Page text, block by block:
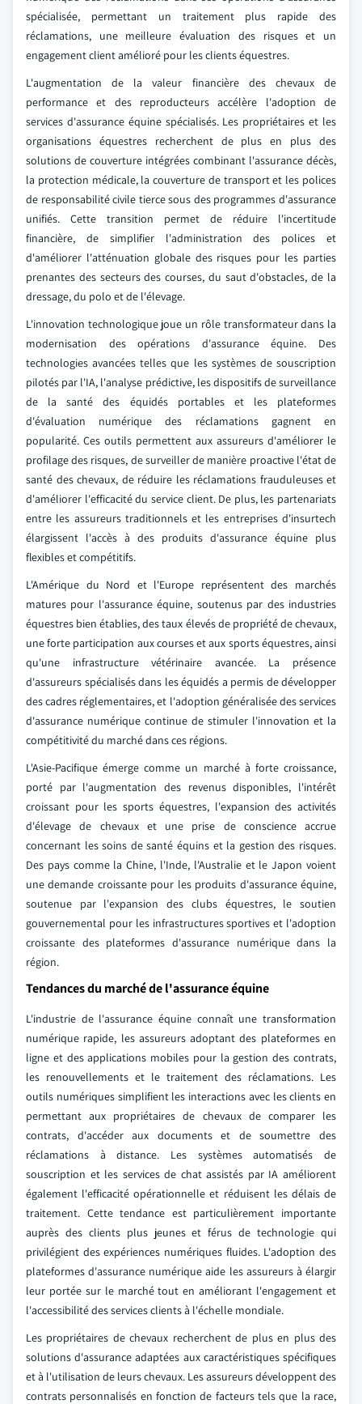
spécialisée, permettant un traitement plus rapide des
réclamations, une meilleure évaluation des risques et un
engagement client amélioré pour les clients équestres.
L'augmentation de la valeur financière des chevaux de
performance et des reproducteurs accélère l'adoption de
services d'assurance équine spécialisés. Les propriétaires et les
organisations équestres recherchent de plus en plus des
solutions de couverture intégrées combinant l'assurance décès,
la protection médicale, la couverture de transport et les polices
de responsabilité civile tierce sous des programmes d'assurance
unifiés. Cette transition permet de réduire l'incertitude
financière, de simplifier l'administration des polices et
d'améliorer l'atténuation globale des risques pour les parties
prenantes des secteurs des courses, du saut d'obstacles, de la
dressage, du polo et de l'élevage.
L'innovation technologique joue un rôle transformateur dans la
modernisation des opérations d'assurance équine. Des
technologies avancées telles que les systèmes de souscription
pilotés par l'IA, l'analyse prédictive, les dispositifs de surveillance
de la santé des équidés portables et les plateformes
d'évaluation numérique des réclamations gagnent en
popularité. Ces outils permettent aux assureurs d'améliorer le
profilage des risques, de surveiller de manière proactive l'état de
santé des chevaux, de réduire les réclamations frauduleuses et
d'améliorer l'efficacité du service client. De plus, les partenariats
entre les assureurs traditionnels et les entreprises d'insurtech
élargissent l'accès à des produits d'assurance équine plus
flexibles et compétitifs.
L'Amérique du Nord et l'Europe représentent des marchés
matures pour l'assurance équine, soutenus par des industries
équestres bien établies, des taux élevés de propriété de chevaux,
une forte participation aux courses et aux sports équestres, ainsi
qu'une infrastructure vétérinaire avancée. La présence
d'assureurs spécialisés dans les équidés a permis de développer
des cadres réglementaires, et l'adoption généralisée des services
d'assurance numérique continue de stimuler l'innovation et la
compétitivité du marché dans ces régions.
L'Asie-Pacifique émerge comme un marché à forte croissance,
porté par l'augmentation des revenus disponibles, l'intérêt
croissant pour les sports équestres, l'expansion des activités
d'élevage de chevaux et une prise de conscience accrue
concernant les soins de santé équins et la gestion des risques.
Des pays comme la Chine, l'Inde, l'Australie et le Japon voient
une demande croissante pour les produits d'assurance équine,
soutenue par l'expansion des clubs équestres, le soutien
gouvernemental pour les infrastructures sportives et l'adoption
croissante des plateformes d'assurance numérique dans la
région.
Tendances du marché de l'assurance équine
L'industrie de l'assurance équine connaît une transformation
numérique rapide, les assureurs adoptant des plateformes en
ligne et des applications mobiles pour la gestion des contrats,
les renouvellements et le traitement des réclamations. Les
outils numériques simplifient les interactions avec les clients en
permettant aux propriétaires de chevaux de comparer les
contrats, d'accéder aux documents et de soumettre des
réclamations à distance. Les systèmes automatisés de
souscription et les services de chat assistés par IA améliorent
également l'efficacité opérationnelle et réduisent les délais de
traitement. Cette tendance est particulièrement importante
auprès des clients plus jeunes et férus de technologie qui
privilégient des expériences numériques fluides. L'adoption des
plateformes d'assurance numérique aide les assureurs à élargir
leur portée sur le marché tout en améliorant l'engagement et
l'accessibilité des services clients à l'échelle mondiale.
Les propriétaires de chevaux recherchent de plus en plus des
solutions d'assurance adaptées aux caractéristiques spécifiques
et à l'utilisation de leurs chevaux. Les assureurs développent des
contrats personnalisés en fonction de facteurs tels que la race,